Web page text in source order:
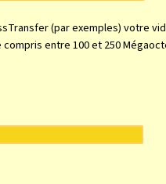
(par exemples) votre
entre 100 et 250